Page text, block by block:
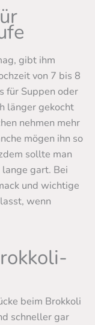
gibt ihm
von 7 bis 8
für Suppen oder
länger gekocht
nehmen mehr
mögen ihn so
sollte man
gart. Bei
und wichtige
wenn
beim Brokkoli
schneller gar